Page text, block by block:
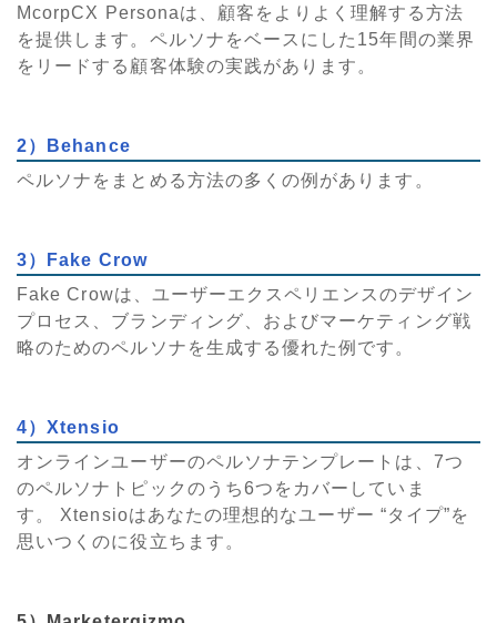
McorpCX Personaは、顧客をよりよく理解する方法
を提供します。ペルソナをベースにした15年間の業界
をリードする顧客体験の実践があります。
2）Behance
ペルソナをまとめる方法の多くの例があります。
3）Fake Crow
Fake Crowは、ユーザーエクスペリエンスのデザイン
プロセス、ブランディング、およびマーケティング戦
略のためのペルソナを生成する優れた例です。
4）Xtensio
オンラインユーザーのペルソナテンプレートは、7つ
のペルソナトピックのうち6つをカバーしていま
す。 Xtensioはあなたの理想的なユーザー “タイプ”を
思いつくのに役立ちます。